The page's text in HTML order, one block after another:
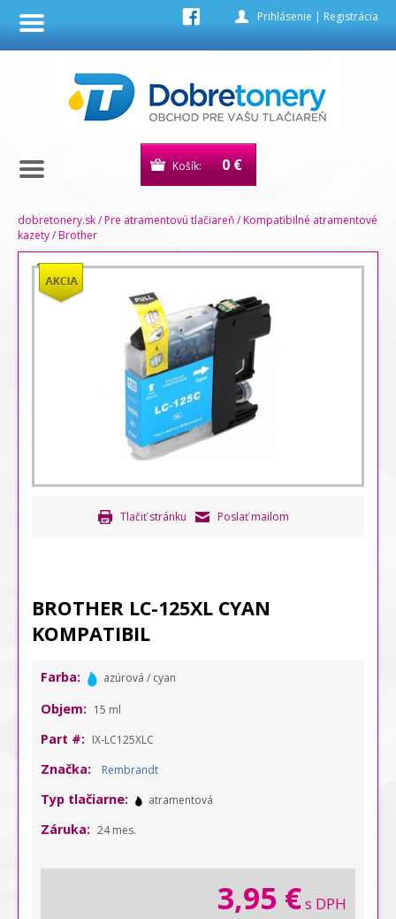
Prihlásenie | Registrácia
Košík: 0 €
dobretonery.sk/Pre atramentovú tlačiareň/Kompatibilné atramentové
kazety/Brother
Tlačiť stránku Poslať mailom
BROTHER LC-125XL CYAN
KOMPATIBIL
Farba: azúrová / cyan
Objem: 15 ml
Part #: IX-LC125XLC
Značka: Rembrandt
Typ tlačiarne: atramentová
Záruka: 24 mes.
3,95 €s DPH